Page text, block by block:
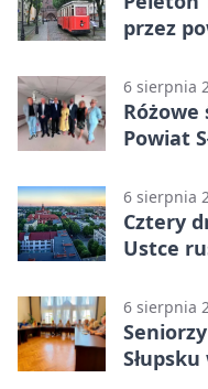
przez
6 sierpnia
Powiat
6 sierpnia
Cztery
Ustce
6 sierpnia